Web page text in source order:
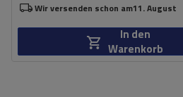
Wir versenden schon am11. August
In den
Warenkorb